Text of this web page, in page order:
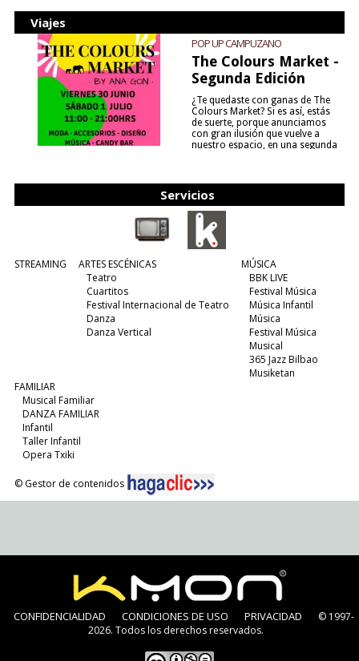
Viajes
POP UP CAMPUZANO
The Colours Market -
Segunda Edición
¿Te quedaste con ganas de The
Colours Market? Si es así, estás
de suerte, porque anunciamos
con gran ilusión que vuelve a
nuestro espacio, en una segunda
Servicios
STREAMING
ARTES ESCÉNICAS
Teatro
Cuartitos
Festival Internacional de Teatro
Danza
Danza Vertical
MÚSICA
BBK LIVE
Festival Música
Música Infantil
Música
Festival Música
Musical
365 Jazz Bilbao
Musiketan
FAMILIAR
Musical Familiar
DANZA FAMILIAR
Infantil
Taller Infantil
Opera Txiki
© Gestor de contenidos
CONFIDENCIALIDAD CONDICIONES DE USO PRIVACIDAD
© 1997-
2026. Todos los derechos reservados.